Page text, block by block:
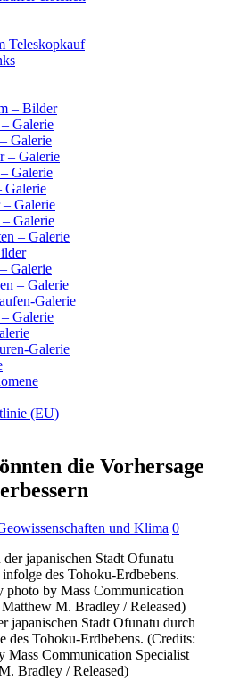
Teleskopkauf
– Bilder
Galerie
Galerie
– Galerie
Galerie
Galerie
– Galerie
– Galerie
– Galerie
Galerie
– Galerie
Galerie
– Galerie
Galerie
(EU)
die Vorhersage
und Klima 0
japanischen Stadt Ofunatu durch
des Tohoku-Erdbebens. (Credits:
Mass Communication Specialist
Bradley / Released)